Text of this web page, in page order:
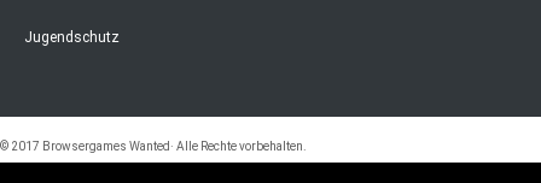
Jugendschutz
© 2017 Browsergames Wanted· Alle Rechte vorbehalten.